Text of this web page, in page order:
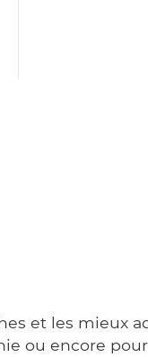
et les mieux
ou encore